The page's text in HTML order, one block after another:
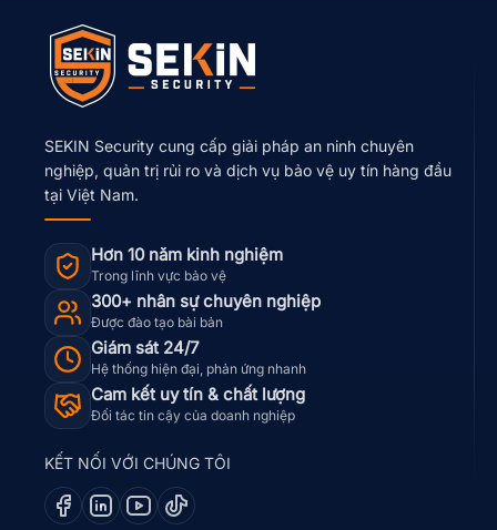
SEKIN Security cung cấp giải pháp an ninh chuyên
nghiệp, quản trị rủi ro và dịch vụ bảo vệ uy tín hàng đầu
tại Việt Nam.
Hơn 10 năm kinh nghiệm
Trong lĩnh vực bảo vệ
300+ nhân sự chuyên nghiệp
Được đào tạo bài bản
Giám sát 24/7
Hệ thống hiện đại, phản ứng nhanh
Cam kết uy tín & chất lượng
Đối tác tin cậy của doanh nghiệp
KẾT NỐI VỚI CHÚNG TÔI